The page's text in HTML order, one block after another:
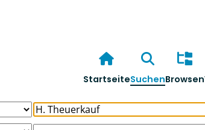
StartseiteSuchenBrowsen